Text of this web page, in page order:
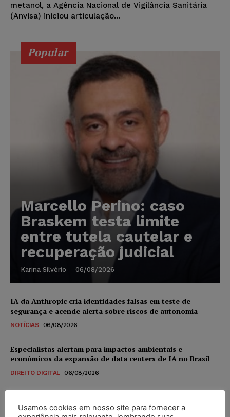
metanol, a Agência Nacional de Vigilância Sanitária
(Anvisa) iniciou articulação...
Popular
Marcello Perino: caso
Braskem testa limite
entre tutela cautelar e
recuperação judicial
Karina Silvério - 06/08/2026
IA da Anthropic cria identidades falsas em teste de
segurança e acende alerta sobre riscos de autonomia
NOTÍCIAS 06/08/2026
Especialistas alertam para impactos ambientais e
econômicos da expansão de data centers de IA no Brasil
DIREITO DIGITAL 06/08/2026
invioláveis após assinatura digital e lacração
Usamos cookies em nosso site para fornecer a